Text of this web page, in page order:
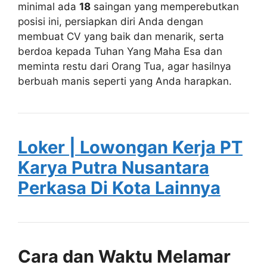
minimal ada 18 saingan yang memperebutkan
posisi ini, persiapkan diri Anda dengan
membuat CV yang baik dan menarik, serta
berdoa kepada Tuhan Yang Maha Esa dan
meminta restu dari Orang Tua, agar hasilnya
berbuah manis seperti yang Anda harapkan.
Loker | Lowongan Kerja PT
Karya Putra Nusantara
Perkasa Di Kota Lainnya
Cara dan Waktu Melamar